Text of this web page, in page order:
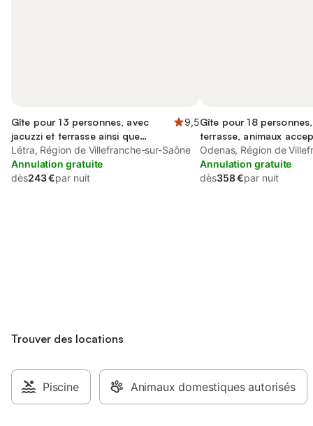
Gîte pour 13 personnes, avec
jacuzzi et terrasse ainsi que
piscine et sauna
9,5
Létra, Région de Villefranche-sur-Saône
Annulation gratuite
dès243 €par nuit
Gîte pour 18
terrasse, animaux
Odenas, Région de
Saône
Annulation gratuite
dès358 €par nuit
Trouver des locations
Piscine Animaux domestiques autorisés